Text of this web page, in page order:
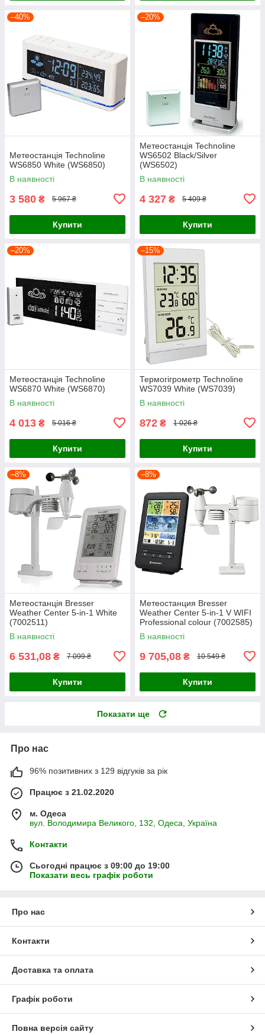
–40%
Метеостанція Technoline
WS6850 White (WS6850)
В наявності
3 580 ₴ 5 967 ₴
Купити
–20%
Метеостанція Technoline
WS6502 Black/Silver
(WS6502)
В наявності
4 327 ₴ 5 409 ₴
Купити
–20%
Метеостанція Technoline
WS6870 White (WS6870)
В наявності
4 013 ₴ 5 016 ₴
Купити
–15%
Термогігрометр Technoline
WS7039 White (WS7039)
В наявності
872 ₴ 1 026 ₴
Купити
–8%
Метеостанція Bresser
Weather Center 5-in-1 White
(7002511)
В наявності
6 531,08 ₴ 7 099 ₴
Купити
–8%
Метеостанция Bresser
Weather Center 5-in-1 V WIFI
Professional colour (7002585)
В наявності
9 705,08 ₴ 10 549 ₴
Купити
Показати ще
Про нас
96% позитивних з 129 відгуків за рік
Працює з 21.02.2020
м. Одеса
вул. Володимира Великого, 132, Одеса, Україна
Контакти
Сьогодні працює з 09:00 до 19:00
Показати весь графік роботи
Про нас
Контакти
Доставка та оплата
Графік роботи
Повна версія сайту